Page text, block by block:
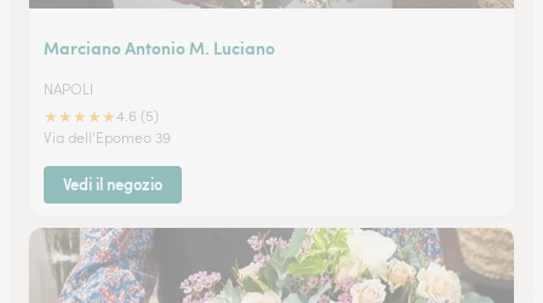
Marciano Antonio M. Luciano
NAPOLI
★★★★★4.6 (5)
Via dell'Epomeo 39
Vedi il negozio